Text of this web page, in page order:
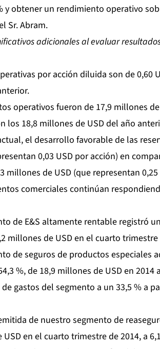
y obtener un rendimiento operativo
Sr. Abram.
adicionales al evaluar
por acción diluida son de 0,60
operativos fueron de 17,9 millones
los 18,8 millones de USD del año
el desarrollo favorable de las
0,03 USD por acción) en
millones de USD (que representan
comerciales continúan
de E&S altamente rentable registró
millones de USD en el cuarto
de seguros de productos especiales
%, de 18,9 millones de USD en
gastos del segmento a un 33,5 % a
de nuestro segmento de
en el cuarto trimestre de 2014, a